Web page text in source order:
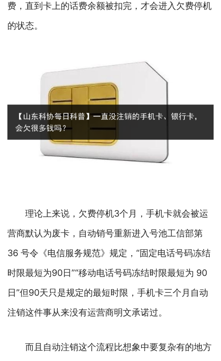
费，直到卡上的话费余额被扣完，才会进入欠费停机
的状态。
理论上来说，欠费停机3个月，手机卡就会被运
营商默认为废卡，自动销号重新进入号池工信部第
36 号令《电信服务规范》规定，“固定电话号码冻结
时限最短为90日”“移动电话号码冻结时限最短为 90
日”但90天只是规定的最短时限，手机卡三个月自动
注销这件事从来没有运营商明文承诺过。
而且自动注销这个流程比想象中要复杂有的地方